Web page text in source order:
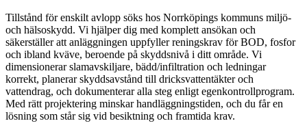
Tillstånd för enskilt avlopp söks hos Norrköpings kommuns miljö-
och hälsoskydd. Vi hjälper dig med komplett ansökan och
säkerställer att anläggningen uppfyller reningskrav för BOD, fosfor
och ibland kväve, beroende på skyddsnivå i ditt område. Vi
dimensionerar slamavskiljare, bädd/infiltration och ledningar
korrekt, planerar skyddsavstånd till dricksvattentäkter och
vattendrag, och dokumenterar alla steg enligt egenkontrollprogram.
Med rätt projektering minskar handläggningstiden, och du får en
lösning som står sig vid besiktning och framtida krav.